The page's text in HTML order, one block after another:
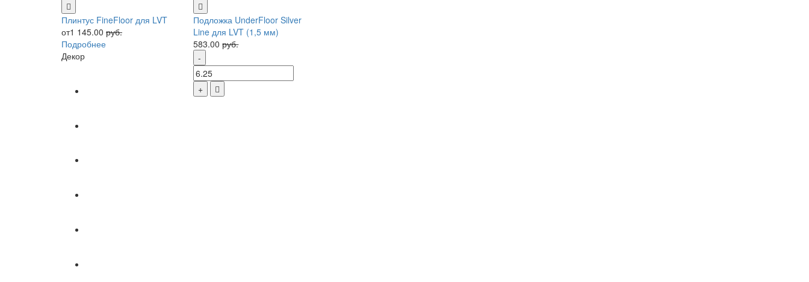
Плинтус FineFloor для LVT
от1 145.00 руб.
Подробнее
Декор
Подложка UnderFloor Silver
Line для LVT (1,5 мм)
583.00руб.